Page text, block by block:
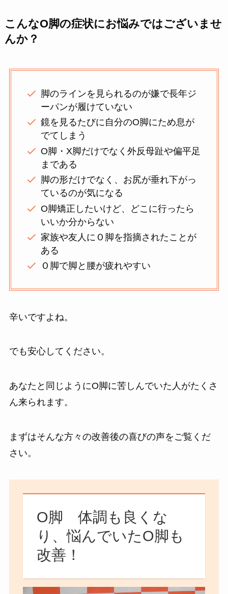
こんなO脚の症状にお悩みではございませ
んか？
脚のラインを見られるのが嫌で長年ジ
ーパンが履けていない
鏡を見るたびに自分のО脚にため息が
でてしまう
О脚・X脚だけでなく外反母趾や偏平足
まである
脚の形だけでなく、お尻が垂れ下がっ
ているのが気になる
О脚矯正したいけど、どこに行ったら
いいか分からない
家族や友人にＯ脚を指摘されたことが
ある
Ｏ脚で脚と腰が疲れやすい
辛いですよね。
でも安心してください。
あなたと同じようにO脚に苦しんでいた人がたくさ
ん来られます。
まずはそんな方々の改善後の喜びの声をご覧くだ
さい。
O脚 体調も良くな
り、悩んでいたO脚も
改善！